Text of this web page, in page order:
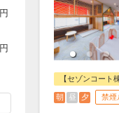
円
円
【セゾンコート
朝
昼 夕 禁煙